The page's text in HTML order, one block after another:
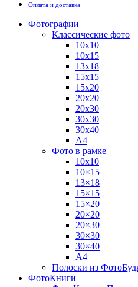
Оплата и доставка
Фотографии
Классические фото
10х10
10х15
13х18
15х15
15х20
20х20
20х30
30х30
30х40
А4
Фото в рамке
10х10
10×15
13×18
15×15
15×20
20×20
20×30
30×30
30×40
A4
Полоски из
ФотоКниги